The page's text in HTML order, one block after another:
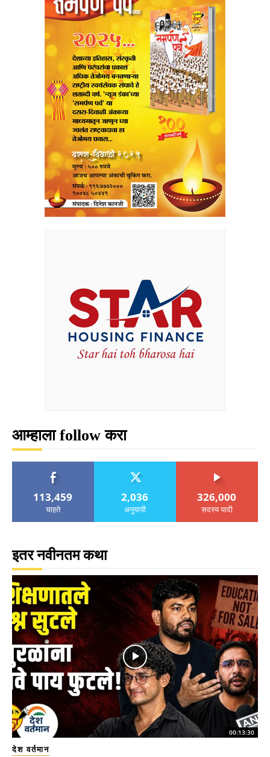
आम्हाला follow करा
113,459
चाहते
2,036
अनुयायी
326,000
सदस्य यादी
इतर नवीनतम कथा
00:13:30
देश वर्तमान